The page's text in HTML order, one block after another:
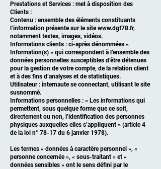
Prestations et Services : met à disposition des
Clients :
Contenu : ensemble des éléments constituants
l’information présente sur le sitewww.dgf78.fr,
notamment textes, images, vidéos.
Informations clients : ci-après dénommées «
Information(s) » qui correspondent à l’ensemble des
données personnelles susceptibles d’être détenues
pour la gestion de votre compte, de la relation client
et à des fins d’analyses et de statistiques.
Utilisateur : internaute se connectant, utilisant le site
susnommé.
Informations personnelles : « Les informations qui
permettent, sous quelque forme que ce soit,
directement ou non, l’identification des personnes
physiques auxquelles elles s’appliquent » (article 4
de la loi n° 78-17 du 6 janvier 1978).
Les termes « données à caractère personnel », «
personne concernée », « sous-traitant » et «
données sensibles » ont le sens défini par le